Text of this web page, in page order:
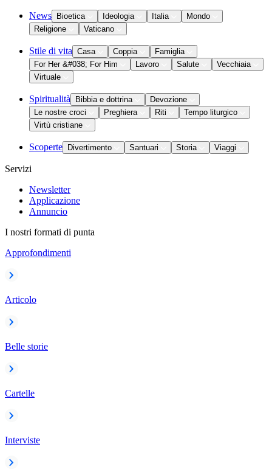
News Bioetica Ideologia Italia
Mondo
Religione
Vaticano
Stile di vita Casa Coppia
Famiglia
For Her &#038; For Him
Lavoro Salute
Vecchiaia
Virtuale
Spiritualità Bibbia e dottrina
Devozione
Le nostre croci
Preghiera Riti
Tempo liturgico
Virtù cristiane
Scoperte Divertimento Santuari Storia Viaggi
Servizi
Newsletter
Applicazione
Annuncio
I nostri formati di punta
Approfondimenti
Articolo
Belle storie
Cartelle
Interviste